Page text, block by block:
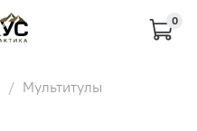
0
Мультитулы